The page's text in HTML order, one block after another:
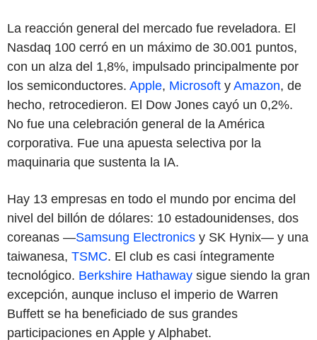
La reacción general del mercado fue reveladora. El
Nasdaq 100 cerró en un máximo de 30.001 puntos,
con un alza del 1,8%, impulsado principalmente por
los semiconductores. Apple, Microsoft y Amazon, de
hecho, retrocedieron. El Dow Jones cayó un 0,2%.
No fue una celebración general de la América
corporativa. Fue una apuesta selectiva por la
maquinaria que sustenta la IA.
Hay 13 empresas en todo el mundo por encima del
nivel del billón de dólares: 10 estadounidenses, dos
coreanas —Samsung Electronics y SK Hynix— y una
taiwanesa, TSMC. El club es casi íntegramente
tecnológico. Berkshire Hathaway sigue siendo la gran
excepción, aunque incluso el imperio de Warren
Buffett se ha beneficiado de sus grandes
participaciones en Apple y Alphabet.